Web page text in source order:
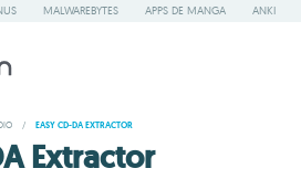
MALWAREBYTES APPS DE MANGA ANKI
/ EASY CD-DA EXTRACTOR
Extractor